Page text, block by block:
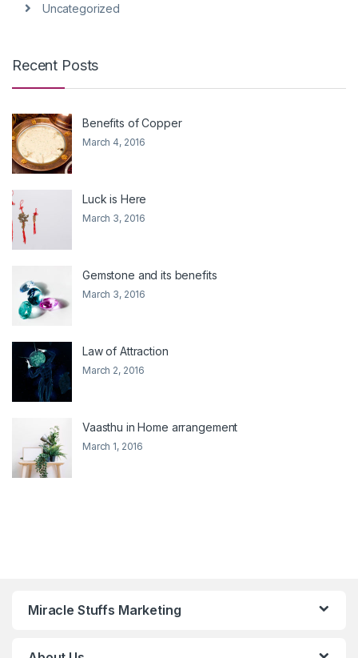
Uncategorized
Recent Posts
Benefits of Copper
March 4, 2016
Luck is Here
March 3, 2016
Gemstone and its benefits
March 3, 2016
Law of Attraction
March 2, 2016
Vaasthu in Home arrangement
March 1, 2016
Miracle Stuffs Marketing